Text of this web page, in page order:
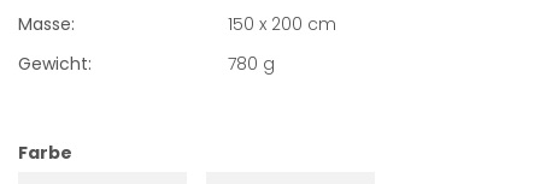
Masse:
150 x 200 cm
Gewicht:
780 g
Farbe